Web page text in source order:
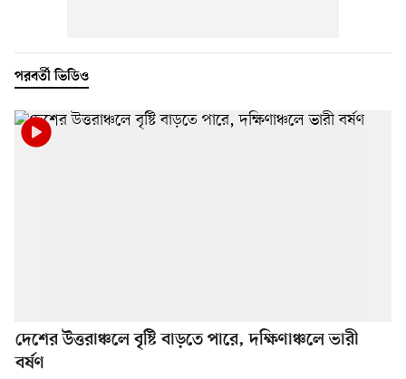
পরবর্তী ভিডিও
দেশের উত্তরাঞ্চলে বৃষ্টি বাড়তে পারে, দক্ষিণাঞ্চলে ভারী
বর্ষণ